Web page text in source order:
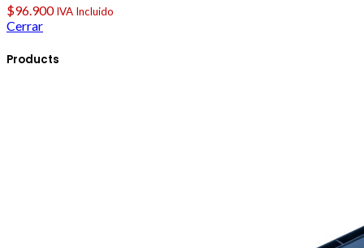
$96.900 IVA Incluido
Cerrar
Products